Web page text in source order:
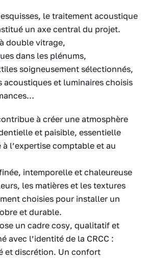
le traitement acoustique
un axe central du projet.
double vitrage,
dans les plénums,
soigneusement sélectionnés,
acoustiques et luminaires choisis
à créer une atmosphère
et paisible, essentielle
l’expertise comptable et au
intemporelle et chaleureuse
les matières et les textures
choisies pour installer un
et durable.
un cadre cosy, qualitatif et
avec l’identité de la CRCC :
et discrétion. Un confort